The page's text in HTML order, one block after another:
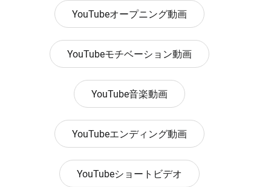
YouTubeオープニング動画
YouTubeモチベーション動画
YouTube音楽動画
YouTubeエンディング動画
YouTubeショートビデオ